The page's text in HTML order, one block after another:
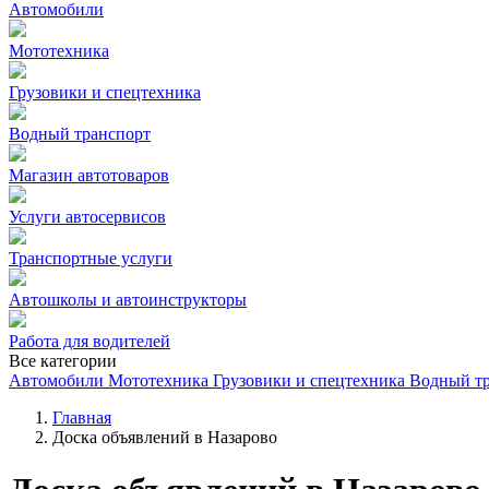
Автомобили
Мототехника
Грузовики и спецтехника
Водный транспорт
Магазин автотоваров
Услуги автосервисов
Транспортные услуги
Автошколы и автоинструкторы
Работа для водителей
Все категории
Автомобили Мототехника Грузовики и спецтехника Водный
Главная
Доска объявлений в Назарово